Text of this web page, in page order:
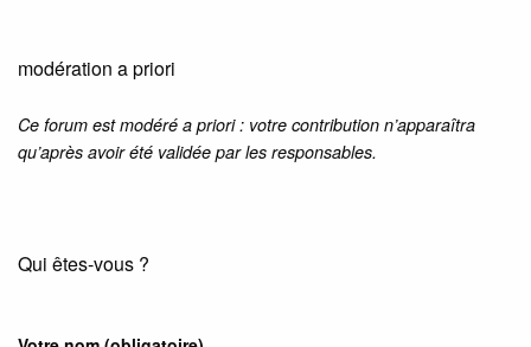
modération a priori
Ce forum est modéré a priori : votre contribution n’apparaîtra
qu’après avoir été validée par les responsables.
Qui êtes-vous ?